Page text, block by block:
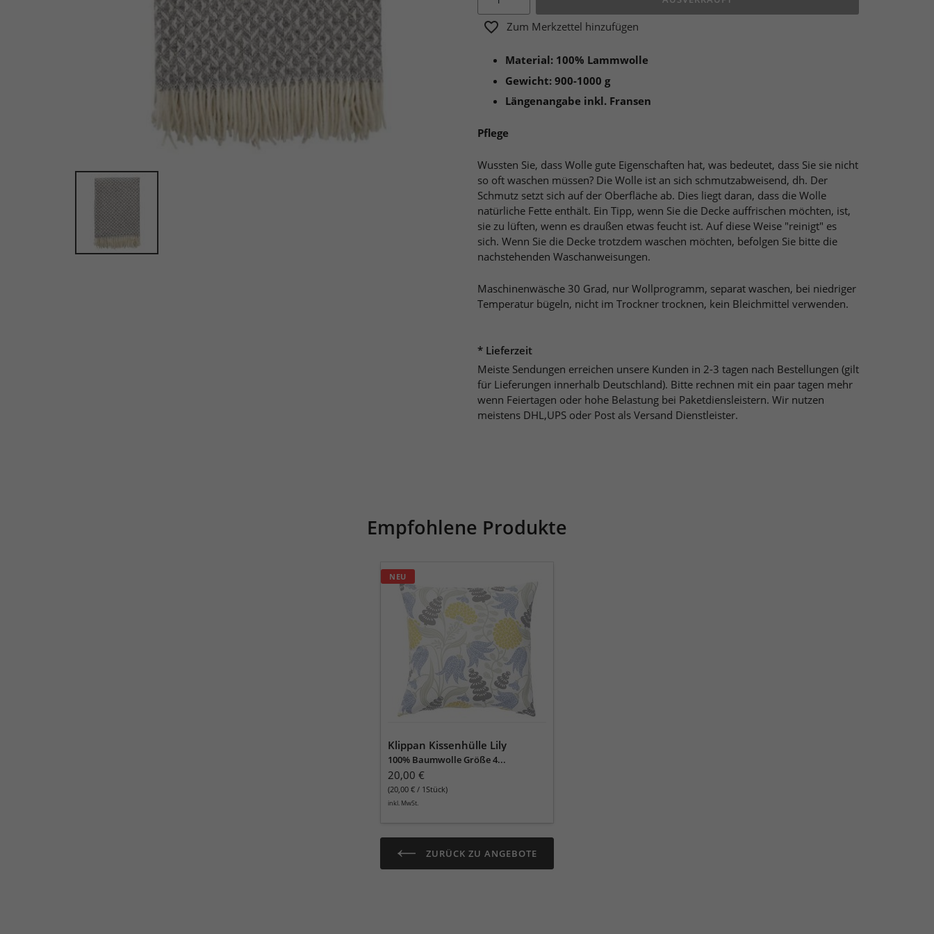
Zum Merkzettel hinzufügen
Material: 100% Lammwolle
Gewicht: 900-1000 g
Längenangabe inkl. Fransen
Pflege
Wussten Sie, dass Wolle gute Eigenschaften hat, was bedeutet, dass Sie sie nicht
so oft waschen müssen? Die Wolle ist an sich schmutzabweisend, dh. Der
Schmutz setzt sich auf der Oberfläche ab. Dies liegt daran, dass die Wolle
natürliche Fette enthält. Ein Tipp, wenn Sie die Decke auffrischen möchten, ist,
sie zu lüften, wenn es draußen etwas feucht ist. Auf diese Weise "reinigt" es
sich. Wenn Sie die Decke trotzdem waschen möchten, befolgen Sie bitte die
nachstehenden Waschanweisungen.
Maschinenwäsche 30 Grad, nur Wollprogramm, separat waschen, bei niedriger
Temperatur bügeln, nicht im Trockner trocknen, kein Bleichmittel verwenden.
* Lieferzeit
Meiste Sendungen erreichen unsere Kunden in 2-3 tagen nach Bestellungen (gilt
für Lieferungen innerhalb Deutschland). Bitte rechnen mit ein paar tagen mehr
wenn Feiertagen oder hohe Belastung bei Paketdiensleistern. Wir nutzen
meistens DHL,UPS oder Post als Versand Dienstleister.
Empfohlene Produkte
Klippan
Kissenhülle
Lily
NEU
Klippan Kissenhülle Lily
100% Baumwolle Größe 4...
20,00 €
(20,00 € / 1Stück)
inkl. MwSt.
ZURÜCK ZU ANGEBOTE